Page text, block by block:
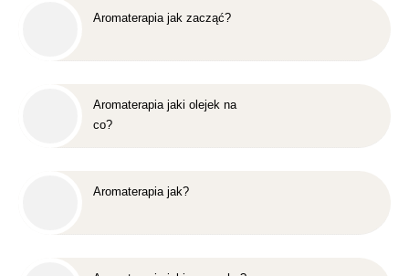
Aromaterapia jak zacząć?
Aromaterapia jaki olejek na
co?
Aromaterapia jak?